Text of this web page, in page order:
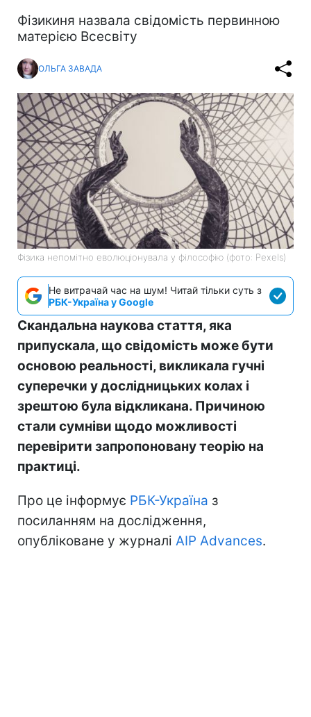
Фізикиня назвала свідомість первинною
матерією Всесвіту
ОЛЬГА ЗАВАДА
Фізика непомітно еволюціонувала у філософію (фото: Pexels)
Не витрачай час на шум! Читай тільки суть з
РБК-Україна у Google
Скандальна наукова стаття, яка
припускала, що свідомість може бути
основою реальності, викликала гучні
суперечки у дослідницьких колах і
зрештою була відкликана. Причиною
стали сумніви щодо можливості
перевірити запропоновану теорію на
практиці.
Про це інформує РБК-Україна з
посиланням на дослідження,
опубліковане у журналі AIP Advances.